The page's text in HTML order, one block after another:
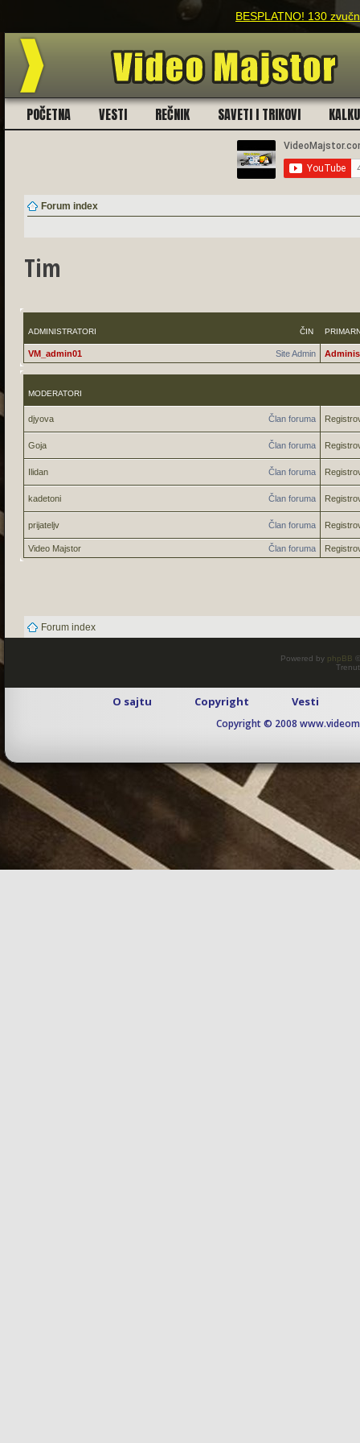
BESPLATNO! 130
POČETNA VESTI REČNIK SAVETI I TRIKOVI
Forum index
Tim
ČIN
ADMINISTRATORI
Site Admin
VM_admin01
MODERATORI
Član foruma
djyova
Član foruma
Goja
Član foruma
Ilidan
Član foruma
kadetoni
Član foruma
prijateljv
Član foruma
Video Majstor
Forum index
Powered by phpBB
O sajtu Copyright Vesti
Copyright © 2008